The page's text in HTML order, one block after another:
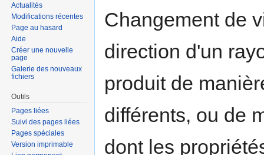
Changement de
direction d'un
produit de
différents, ou de
dont les
Actualités
Modifications récentes
Page au hasard
Aide
Créer une nouvelle
page
Galerie des nouveaux
fichiers
Outils
Pages liées
Suivi des pages liées
Pages spéciales
Version imprimable